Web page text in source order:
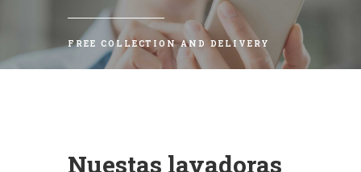
FREE COLLECTION AND DELIVERY
Nuestas lavadoras